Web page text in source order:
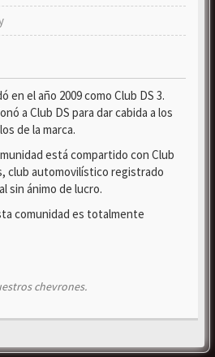
en el año 2009 como Club DS 3.
a Club DS para dar cabida a los
de la marca.
está compartido con Club
club automovilístico registrado
sin ánimo de lucro.
comunidad es totalmente
chevrones.